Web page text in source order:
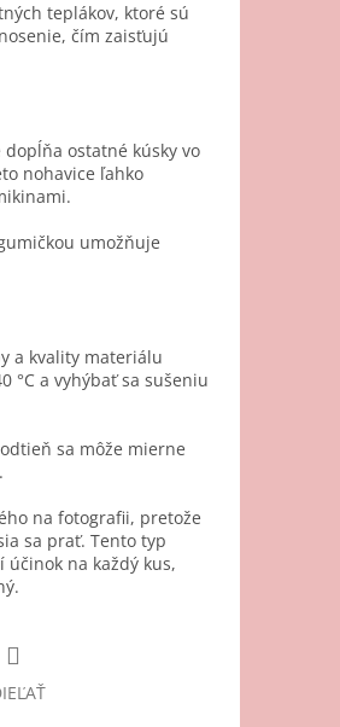
teplákov, ktoré sú
čím zaisťujú
ostatné kúsky vo
nohavice ľahko
umožňuje
a kvality materiálu
°C a vyhýbať sa sušeniu
sa môže mierne
na fotografii, pretože
sa prať. Tento typ
na každý kus,